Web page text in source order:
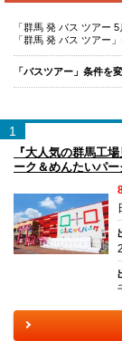
「群馬 発 バス ツアー
「群馬 発 バス ツアー
「バスツアー」条件を
1
『大人気の群馬工
ーク＆めんたいパ